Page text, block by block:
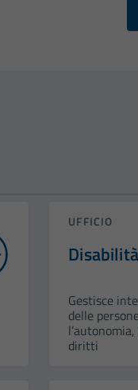
UFFICIO
Disabilità
Gestisce
delle
diritti